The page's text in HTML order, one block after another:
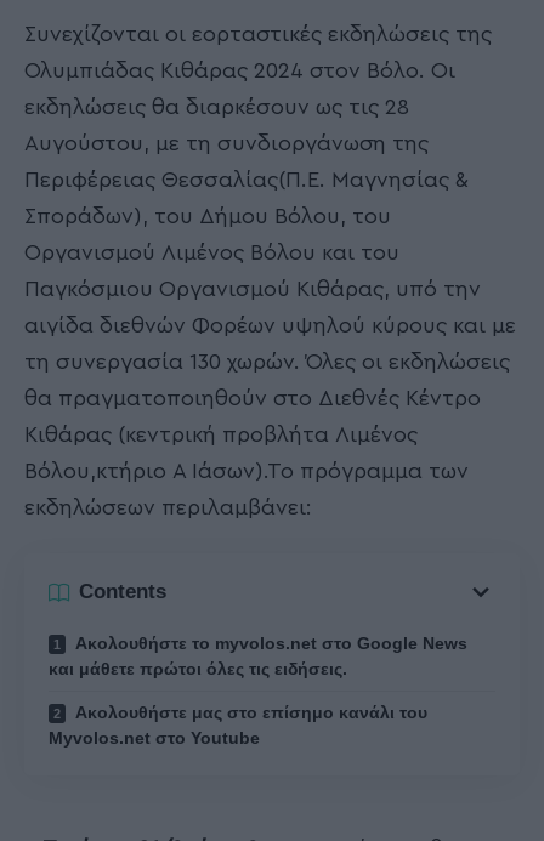
Συνεχίζονται οι εορταστικές εκδηλώσεις της
Ολυμπιάδας Κιθάρας 2024 στον Βόλο. Οι
εκδηλώσεις θα διαρκέσουν ως τις 28
Αυγούστου, με τη συνδιοργάνωση της
Περιφέρειας Θεσσαλίας(Π.Ε. Μαγνησίας &
Σποράδων), του Δήμου Βόλου, του
Οργανισμού Λιμένος Βόλου και του
Παγκόσμιου Οργανισμού Κιθάρας, υπό την
αιγίδα διεθνών Φορέων υψηλού κύρους και με
τη συνεργασία 130 χωρών. Όλες οι εκδηλώσεις
θα πραγματοποιηθούν στο Διεθνές Κέντρο
Κιθάρας (κεντρική προβλήτα Λιμένος
Βόλου,κτήριο Α Ιάσων).Το πρόγραμμα των
εκδηλώσεων περιλαμβάνει:
Contents
Ακολουθήστε το myvolos.net στο Google News
και μάθετε πρώτοι όλες τις ειδήσεις.
Ακολουθήστε μας στο επίσημο κανάλι του
Myvolos.net στο Youtube